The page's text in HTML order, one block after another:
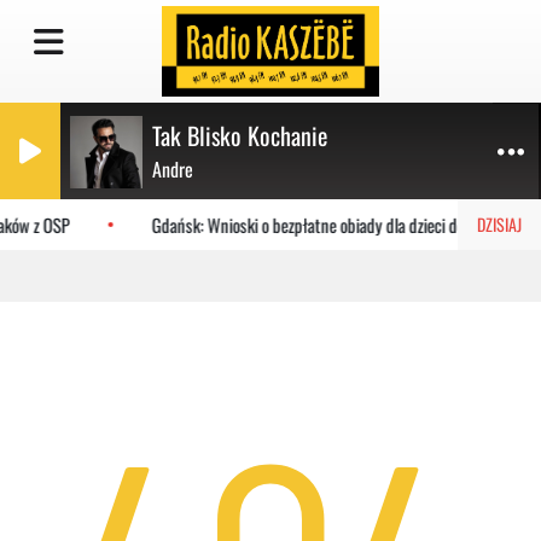
Tak Blisko Kochanie
Andre
DZISIAJ
z OSP Gdańsk: Wnioski o bezpłatne obiady dla dzieci do MOPR